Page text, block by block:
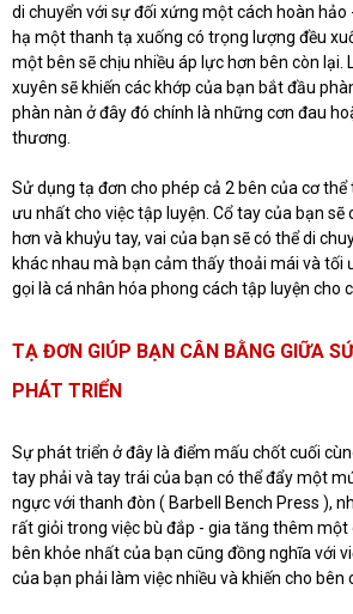
di chuyển với sự đối xứng một cách hoàn hảo
hạ một thanh tạ xuống có trọng lượng đều
một bên sẽ chịu nhiều áp lực hơn bên còn lại.
xuyên sẽ khiến các khớp của bạn bắt đầu
phàn nàn ở đây đó chính là những cơn đau
thương.
Sử dụng tạ đơn cho phép cả 2 bên của cơ
ưu nhất cho việc tập luyện. Cổ tay của bạn sẽ
hơn và khuỷu tay, vai của bạn sẽ có thể di
khác nhau mà bạn cảm thấy thoải mái và tối
gọi là cá nhân hóa phong cách tập luyện cho
TẠ ĐƠN GIÚP BẠN CÂN BẰNG GIỮA
PHÁT TRIỂN
Sự phát triển ở đây là điểm mấu chốt cuối
tay phải và tay trái của bạn có thể đẩy một
ngực với thanh đòn ( Barbell Bench Press ),
rất giỏi trong việc bù đắp - gia tăng thêm
bên khỏe nhất của bạn cũng đồng nghĩa với
của bạn phải làm việc nhiều và khiến cho bên